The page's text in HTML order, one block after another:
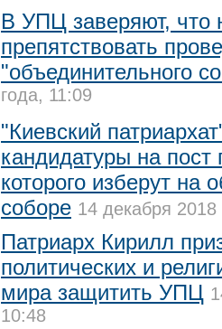
В УПЦ заверяют, что
препятствовать
"объединительного
года, 11:09
"Киевский
кандидатуры на пост
которого изберут на
соборе 14 декабря 2018
Патриарх Кирилл
политических и
мира защитить УПЦ
10:48